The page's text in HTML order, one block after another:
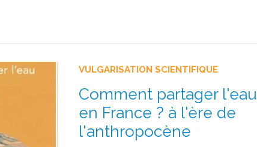
VULGARISATION SCIENTIFIQUE
Comment partager l'eau
en France ? à l'ère de
l'anthropocène